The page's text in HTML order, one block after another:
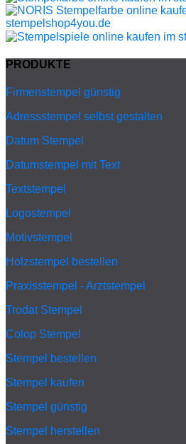
PRODUKTE
Firmenstempel günstig
Adressstempel selbst gestalten
Datum Stempel
Datumstempel mit Text
Textstempel
Logostempel
Motivstempel
Holzstempel bestellen
Praxisstempel - Arztstempel
Trodat Stempel
Colop Stempel
Stempel bestellen
Stempel kaufen
Stempel günstig
Stempel herstellen